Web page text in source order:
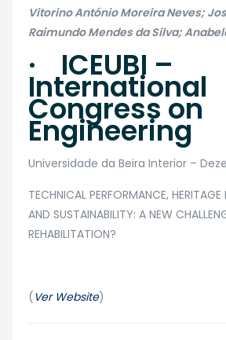
Vitorino António Moreira Neves;
Raimundo Mendes da Silva;
· ICEUBI –
International
Congress on
Engineering
Universidade da Beira Interior –
​TECHNICAL PERFORMANCE, HERITAGE
AND SUSTAINABILITY: A NEW
REHABILITATION?
( Ver Website)